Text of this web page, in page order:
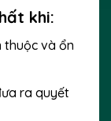
khi:
thuộc và ổn
ra quyết